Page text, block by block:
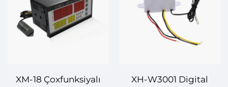
XM-18 Çoxfunksiyalı
XH-W3001 Digital